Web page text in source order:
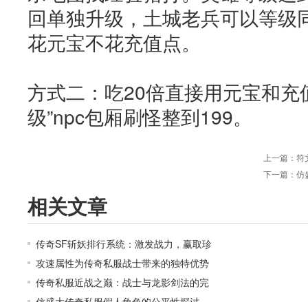
回单独升级，土城老兵可以等级
花元宝不花充值点。
方式二：吃20倍直接用元宝和充
级”npc包厢刷怪整到199。
上一篇： 符
下一篇： 仿
相关文章
传奇SF斩妖排行系统：激发战力，赢取珍
攻速属性为传奇私服战士带来的独特优势
传奇私服近战之巅：战士与龙影剑法的完